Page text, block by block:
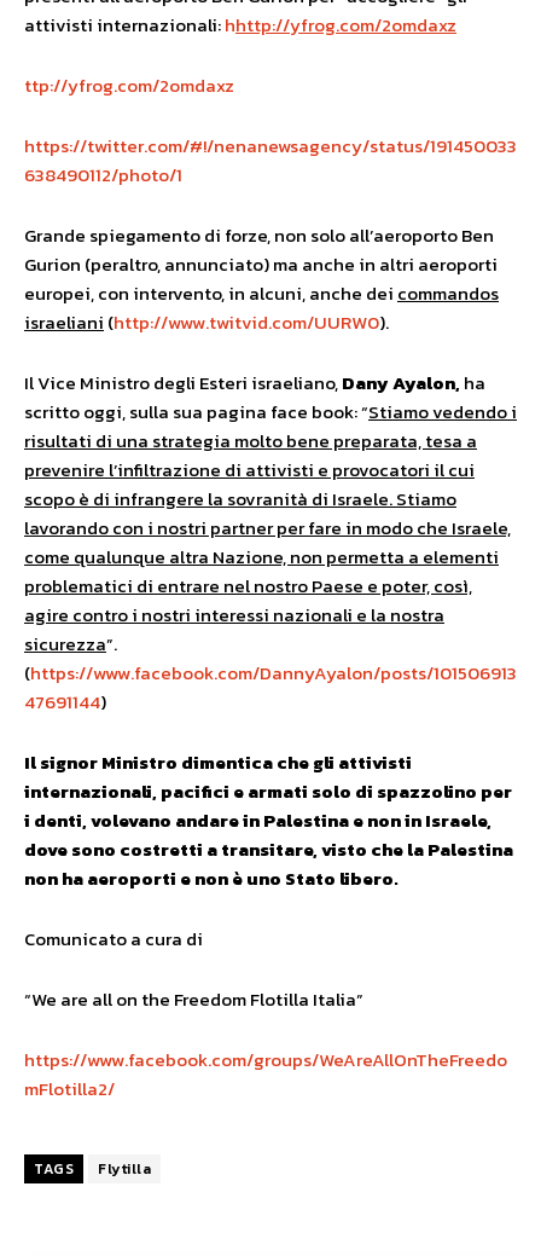
attivisti internazionali:hhttp://yfrog.com/2omdaxz
ttp://yfrog.com/2omdaxz
https://twitter.com/#!/nenanewsagency/status/191450033
638490112/photo/1
Grande spiegamento di forze, non solo all’aeroporto Ben
Gurion (peraltro, annunciato) ma anche in altri aeroporti
europei, con intervento, in alcuni, anche dei commandos
israeliani (http://www.twitvid.com/UURW0).
Il Vice Ministro degli Esteri israeliano,Dany Ayalon,ha
scritto oggi, sulla sua pagina face book: “Stiamo vedendo i
risultati di una strategia molto bene preparata, tesa a
prevenire l’infiltrazione di attivisti e provocatori il cui
scopo è di infrangere la sovranità di Israele. Stiamo
lavorando con i nostri partner per fare in modo che Israele,
come qualunque altra Nazione, non permetta a elementi
problematici di entrare nel nostro Paese e poter, così,
agire contro i nostri interessi nazionali e la nostra
sicurezza”.
(https://www.facebook.com/DannyAyalon/posts/101506913
47691144)
Il signor Ministro dimentica che gli attivisti
internazionali, pacifici e armati solo di spazzolino per
i denti, volevano andare in Palestina e non in Israele,
dove sono costretti a transitare, visto chela Palestina
non ha aeroporti e non è uno Stato libero.
Comunicato a cura di
“We are all on the Freedom Flotilla Italia”
https://www.facebook.com/groups/WeAreAllOnTheFreedo
mFlotilla2/
TAGS Flytilla